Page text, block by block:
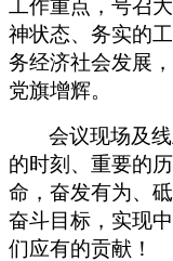
工作重点，号召
神状态、务实的
务经济社会发展
党旗增辉。
会议现场及
的时刻、重要的
命，奋发有为、
奋斗目标，实现
们应有的贡献！